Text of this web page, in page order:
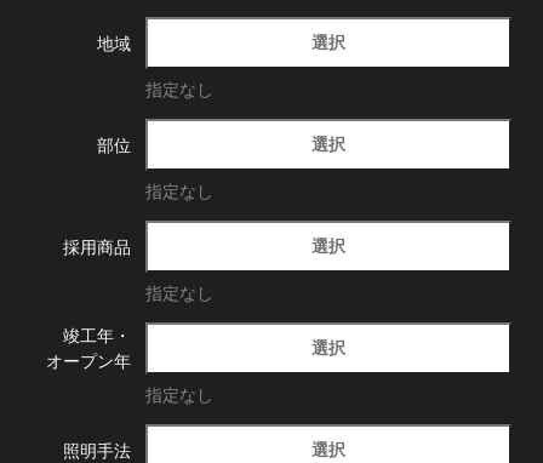
地域 選択
指定なし
部位 選択
指定なし
採用商品 選択
指定なし
竣工年・
オープン年
選択
指定なし
照明手法 選択